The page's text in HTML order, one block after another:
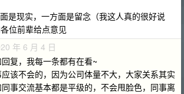
是现实，一方面是留念（我这人真的很好说
位前辈给点意见
年 6 月 4 日
复，我每一条都有在看~
该不会的，因为公司体量不大，大家关系其实
事交流基本都是平级的，不会甩脸色，同事离